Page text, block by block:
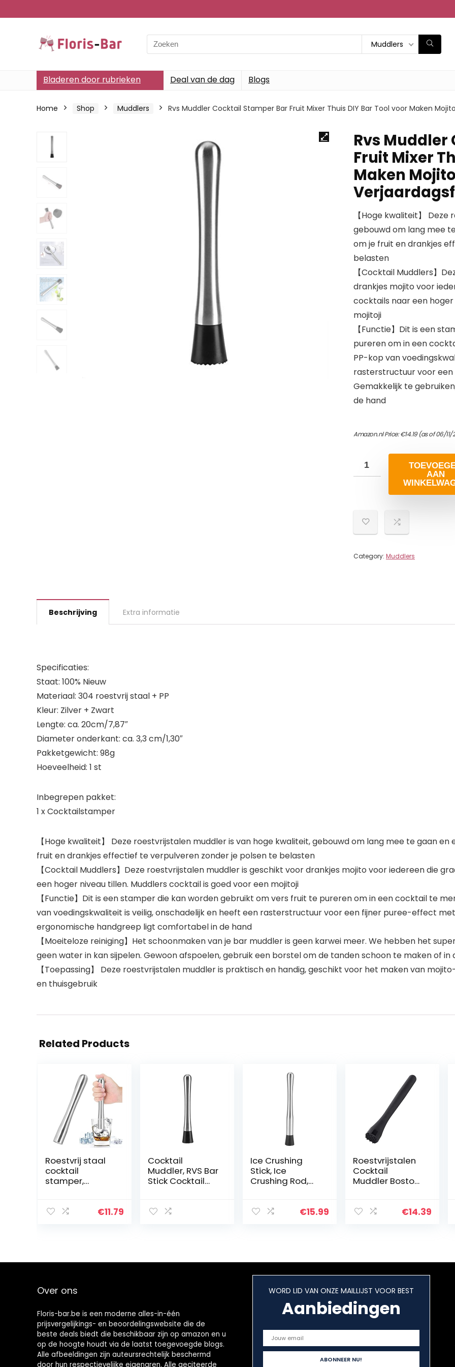
Search
for:
Muddlers
Bladeren door rubrieken Deal van de dag Blogs
Home Shop Muddlers Rvs Muddler Cocktail Stamper Bar Fruit Mixer Thuis DIY Bar Tool voor Maken
Rvs
Fruit Mixer
Maken
【Hoge kwaliteit】
gebouwd om lang mee
om je fruit en drankjes
belasten
【Cocktail Muddlers】
drankjes mojito voor
cocktails naar een
mojitoji
【Functie】Dit is een
pureren om in een
PP-kop van
rasterstructuur voor
Gemakkelijk te
de hand
Amazon.nl Price:€14.19(as of 06/11/
AAN
Category: Muddlers
Beschrijving Extra informatie
Specificaties:
Staat: 100% Nieuw
Materiaal: 304 roestvrij staal + PP
Kleur: Zilver + Zwart
Lengte: ca. 20cm/7,87″
Diameter onderkant: ca. 3,3 cm/1,30″
Pakketgewicht: 98g
Hoeveelheid: 1 st
Inbegrepen pakket:
1 x Cocktailstamper
【Hoge kwaliteit】 Deze roestvrijstalen muddler is van hoge kwaliteit, gebouwd om lang mee te gaan
fruit en drankjes effectief te verpulveren zonder je polsen te belasten
【Cocktail Muddlers】Deze roestvrijstalen muddler is geschikt voor drankjes mojito voor iedereen die
een hoger niveau tillen. Muddlers cocktail is goed voor een mojitoji
【Functie】Dit is een stamper die kan worden gebruikt om vers fruit te pureren om in een cocktail te
van voedingskwaliteit is veilig, onschadelijk en heeft een rasterstructuur voor een fijner puree-effect
ergonomische handgreep ligt comfortabel in de hand
【Moeiteloze reiniging】Het schoonmaken van je bar muddler is geen karwei meer. We hebben het
geen water in kan sijpelen. Gewoon afspoelen, gebruik een borstel om de tanden schoon te maken of
【Toepassing】 Deze roestvrijstalen muddler is praktisch en handig, geschikt voor het maken van
en thuisgebruik
Related Products
Roestvrij staal
cocktail
stamper,
Mojitos fruit
voor heerlijke
€11.79
Cocktail
Muddler, RVS Bar
Stick Cocktail
Mixer DIY Bar
Ice Crushing
Stick, Ice
Crushing Rod,
Bar Muddler, Bar
Muddler Mixing
Tool voor Thuis
€15.99
Roestvrijstalen
Cocktail
Muddler Boston
Drankjes Tool
€14.39
Over ons
Floris-bar.be is een moderne alles-in-één
prijsvergelijkings- en beoordelingswebsite die de
beste deals biedt die beschikbaar zijn op amazon en u
op de hoogte houdt via de laatst toegevoegde blogs.
Alle afbeeldingen zijn auteursrechtelijk beschermd
door hun respectievelijke eigenaren. Alle geciteerde
WORD LID VAN ONZE MAILLIJST VOOR BEST
Aanbiedingen